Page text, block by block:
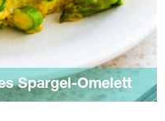
Spargel-Omelett